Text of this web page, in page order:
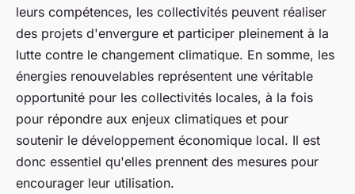
leurs compétences, les collectivités peuvent réaliser
des projets d'envergure et participer pleinement à la
lutte contre le changement climatique. En somme, les
énergies renouvelables représentent une véritable
opportunité pour les collectivités locales, à la fois
pour répondre aux enjeux climatiques et pour
soutenir le développement économique local. Il est
donc essentiel qu'elles prennent des mesures pour
encourager leur utilisation.